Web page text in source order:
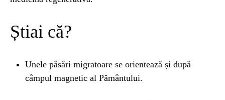
Știai că?
Unele păsări migratoare se orientează și după
câmpul magnetic al Pământului.